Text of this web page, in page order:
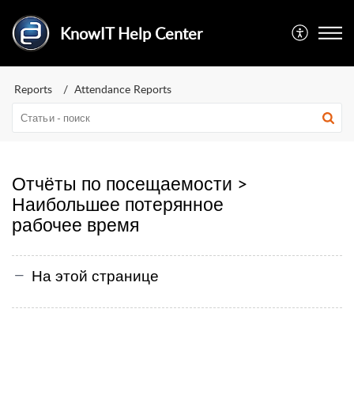
KnowIT Help Center
Reports Attendance Reports
Отчёты по посещаемости >
Наибольшее потерянное
рабочее время
На этой странице